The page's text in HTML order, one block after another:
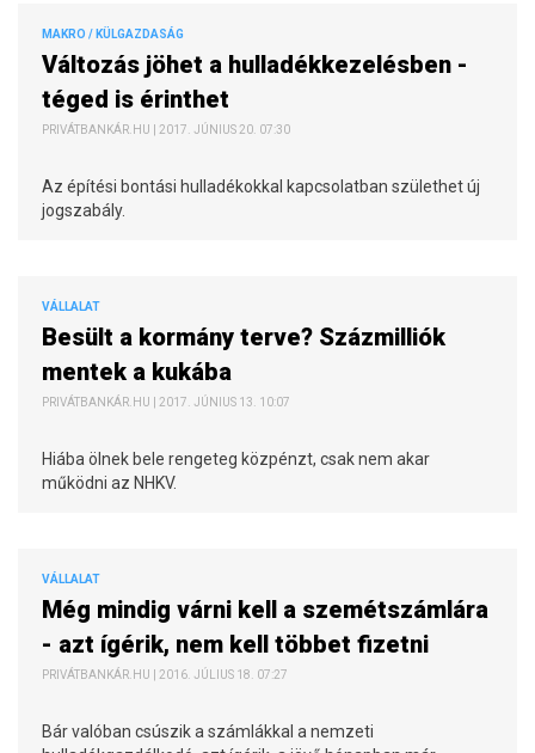
MAKRO / KÜLGAZDASÁG
Változás jöhet a hulladékkezelésben -
téged is érinthet
PRIVÁTBANKÁR.HU | 2017. JÚNIUS 20. 07:30
Az építési bontási hulladékokkal kapcsolatban születhet új
jogszabály.
VÁLLALAT
Besült a kormány terve? Százmilliók
mentek a kukába
PRIVÁTBANKÁR.HU | 2017. JÚNIUS 13. 10:07
Hiába ölnek bele rengeteg közpénzt, csak nem akar
működni az NHKV.
VÁLLALAT
Még mindig várni kell a szemétszámlára
- azt ígérik, nem kell többet fizetni
PRIVÁTBANKÁR.HU | 2016. JÚLIUS 18. 07:27
Bár valóban csúszik a számlákkal a nemzeti